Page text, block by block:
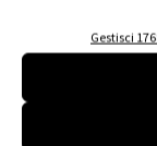
Gestisci